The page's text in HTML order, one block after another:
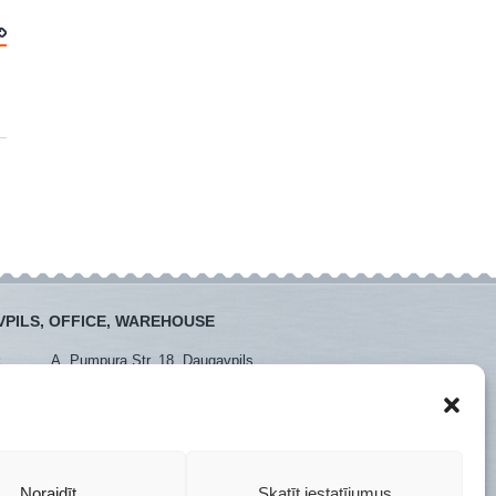
OFFICE, WAREHOUSE
A. Pumpura Str. 18, Daugavpils